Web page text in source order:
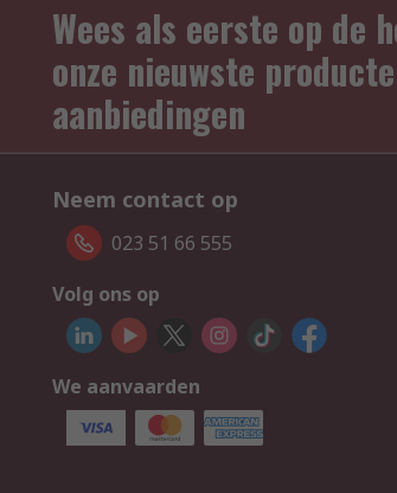
Wees als eerste op de
onze nieuwste
aanbiedingen
Neem contact op
023 51 66 555
Volg ons op
We aanvaarden